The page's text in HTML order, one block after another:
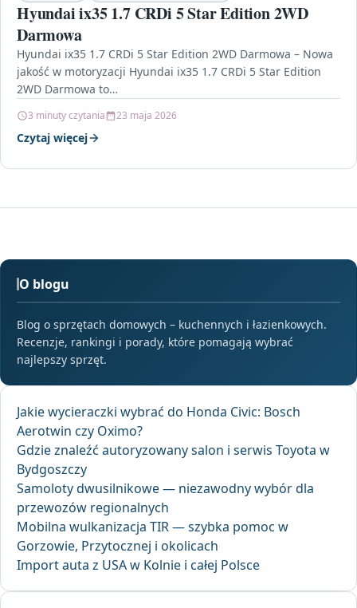
Hyundai ix35 1.7 CRDi 5 Star Edition 2WD
Darmowa
Hyundai ix35 1.7 CRDi 5 Star Edition 2WD Darmowa – Nowa
jakość w motoryzacji Hyundai ix35 1.7 CRDi 5 Star Edition
2WD Darmowa to…
3 minuty czytania 23 maja 2026
Czytaj więcej
O blogu
Blog o sprzętach domowych – kuchennych i łazienkowych.
Recenzje, rankingi i porady, które pomagają wybrać
najlepszy sprzęt.
Jakie wycieraczki wybrać do Honda Civic: Bosch
Aerotwin czy Oximo?
Gdzie znaleźć autoryzowany salon i serwis Toyota w
Bydgoszczy
Samoloty dwusilnikowe — niezawodny wybór dla
przewozów regionalnych
Mobilna wulkanizacja TIR — szybka pomoc w
Gorzowie, Przytocznej i okolicach
Import auta z USA w Kolnie i całej Polsce